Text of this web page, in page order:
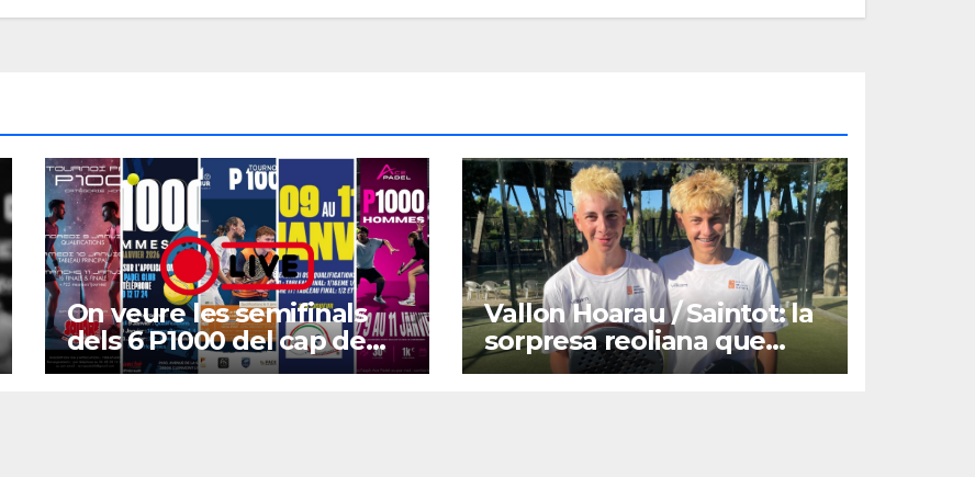
On veure les semifinals
dels 6 P1000 del cap de
setmana?
Vallon Hoarau / Saintot: la
sorpresa reoliana que
desafia la cap de sèrie 1